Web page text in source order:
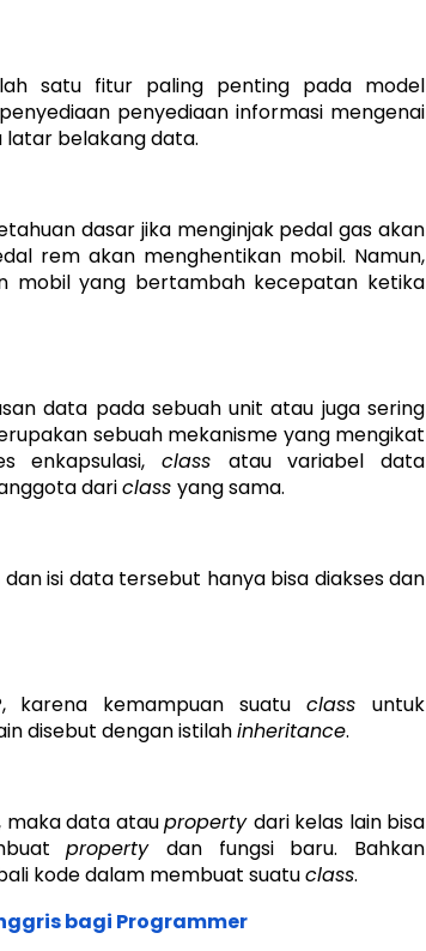
satu fitur paling penting pada model
penyediaan informasi mengenai
latar belakang data.
dasar jika menginjak pedal gas akan
rem akan menghentikan mobil. Namun,
mobil yang bertambah kecepatan ketika
data pada sebuah unit atau juga sering
sebuah mekanisme yang mengikat
enkapsulasi,class atau variabel data
dariclass yang sama.
isi data tersebut hanya bisa diakses dan
karena kemampuan suatuclassuntuk
disebut dengan istilahinheritance.
maka data atauproperty dari kelas lain bisa
property dan fungsi baru. Bahkan
kode dalam membuat suatuclass.
bagi Programmer